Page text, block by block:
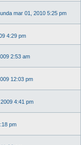
mar 01, 2010 5:25 pm
4:29 pm
2:53 am
12:03 pm
4:41 pm
pm